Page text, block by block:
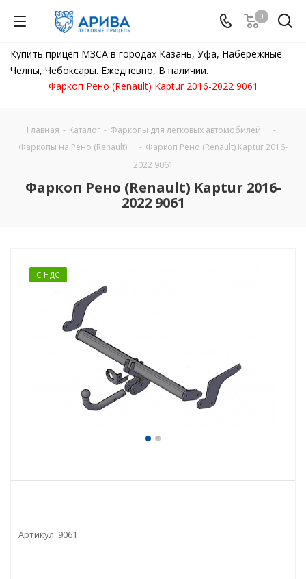
0
Купить прицеп МЗСА в городах Казань, Уфа, Набережные
Челны, Чебоксары. Ежедневно, В наличии.
Фаркоп Рено (Renault) Kaptur 2016-2022 9061
Главная - Каталог - Фаркопы для легковых автомобилей
-
Фаркопы на Рено (Renault)
- Фаркоп Рено (Renault) Kaptur 2016-
2022 9061
Фаркоп Рено (Renault) Kaptur 2016-
2022 9061
С НДС
Артикул: 9061